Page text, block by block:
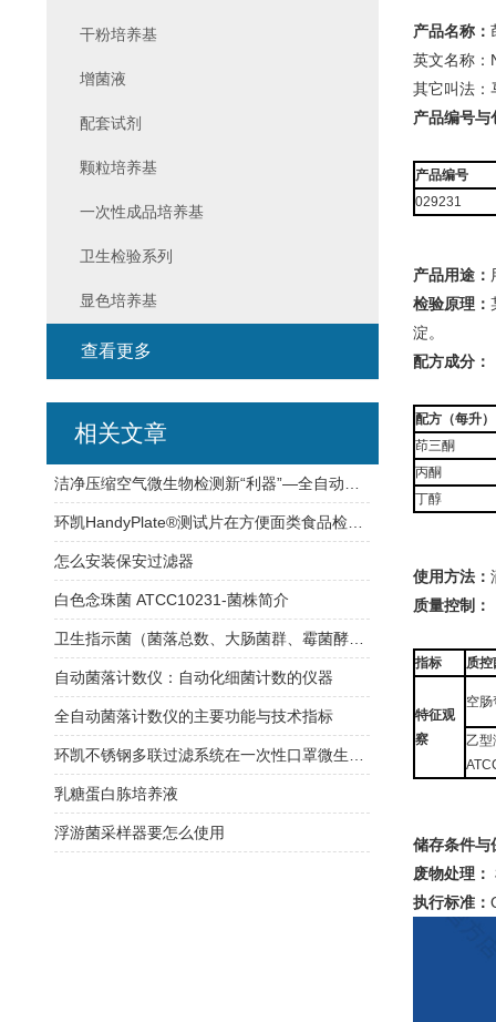
产品名称：
英文名称：
其它叫法：
产品编号与
产品编号
029231
产品用途：
检验原理：
淀。
配方成分：
配方（每升）
茚三酮
丙酮
丁醇
使用方法：
质量控制：
指标 质控
特征观
察
空
乙型
储存条件与
废物处理：
执行标准：
干粉培养基
增菌液
配套试剂
颗粒培养基
一次性成品培养基
卫生检验系列
显色培养基
查看更多
相关文章
怎么安装保安过滤器
白色念珠菌 ATCC10231-菌株简介
自动菌落计数仪：自动化细菌计数的仪器
全自动菌落计数仪的主要功能与技术指标
乳糖蛋白胨培养液
浮游菌采样器要怎么使用